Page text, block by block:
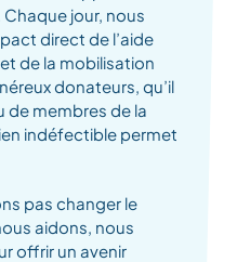
jour, nous
direct de l’aide
de la mobilisation
donateurs, qu’il
de membres de la
indéfectible permet
pas changer le
aidons, nous
offrir un avenir